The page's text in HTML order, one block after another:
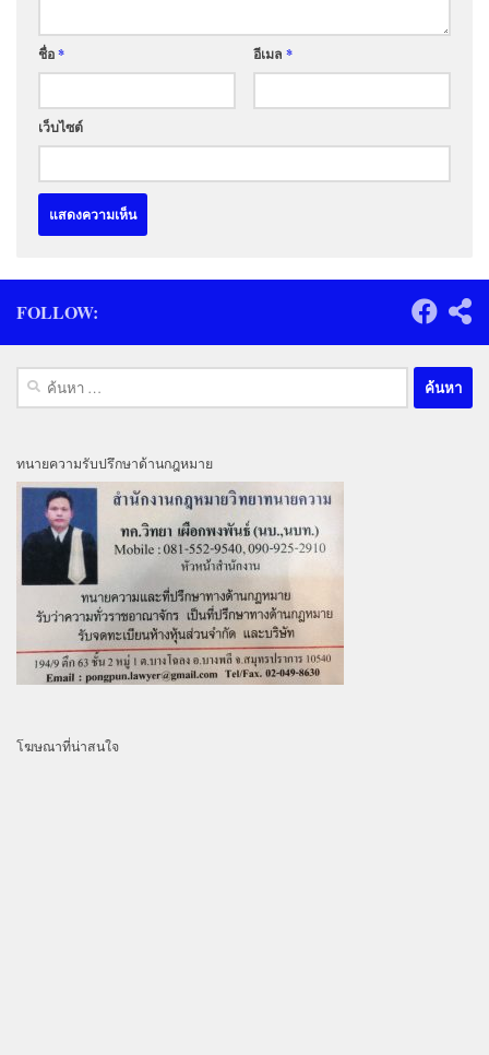
ชื่อ* อีเมล *
เว็บไซต์
FOLLOW:
ค้นหา
สำหรับ:
ทนายความรับปรึกษาด้านกฎหมาย
โฆษณาที่น่าสนใจ